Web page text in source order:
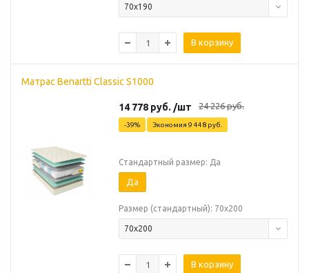
70х190
В корзину
Матрас Benartti Classic S1000
14 778 руб. /шт 24 226руб.
-39% Экономия 9 448 руб.
Стандартный размер: Да
Да
Размер (стандартный): 70х200
70х200
В корзину